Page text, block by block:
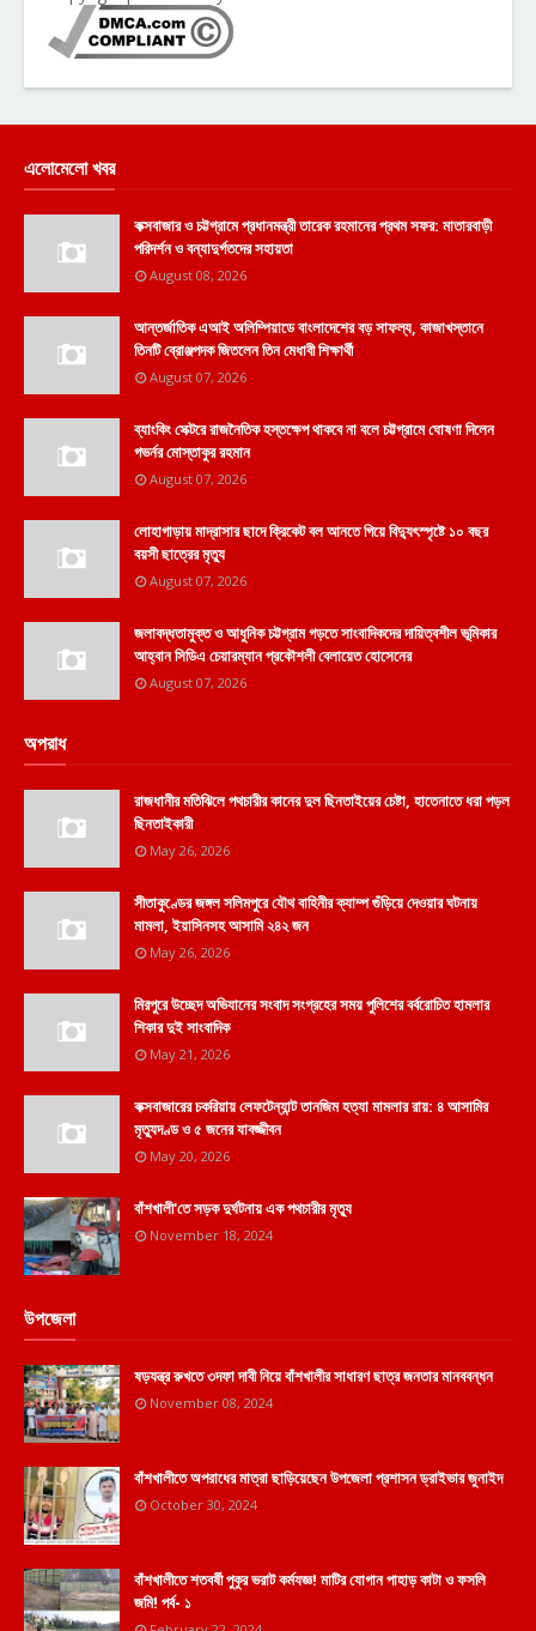
এলোমেলো খবর
কক্সবাজার ও চট্টগ্রামে প্রধানমন্ত্রী তারেক রহমানের প্রথম সফর: মাতারবাড়ী
পরিদর্শন ও বন্যাদুর্গতদের সহায়তা
August 08, 2026
আন্তর্জাতিক এআই অলিম্পিয়াডে বাংলাদেশের বড় সাফল্য, কাজাখস্তানে
তিনটি ব্রোঞ্জপদক জিতলেন তিন মেধাবী শিক্ষার্থী
August 07, 2026
ব্যাংকিং সেক্টরে রাজনৈতিক হস্তক্ষেপ থাকবে না বলে চট্টগ্রামে ঘোষণা দিলেন
গভর্নর মোস্তাকুর রহমান
August 07, 2026
লোহাগাড়ায় মাদ্রাসার ছাদে ক্রিকেট বল আনতে গিয়ে বিদ্যুৎস্পৃষ্টে ১০ বছর
বয়সী ছাত্রের মৃত্যু
August 07, 2026
জলাবদ্ধতামুক্ত ও আধুনিক চট্টগ্রাম গড়তে সাংবাদিকদের দায়িত্বশীল ভূমিকার
আহ্বান সিডিএ চেয়ারম্যান প্রকৌশলী বেলায়েত হোসেনের
August 07, 2026
অপরাধ
রাজধানীর মতিঝিলে পথচারীর কানের দুল ছিনতাইয়ের চেষ্টা, হাতেনাতে ধরা পড়ল
ছিনতাইকারী
May 26, 2026
সীতাকুণ্ডের জঙ্গল সলিমপুরে যৌথ বাহিনীর ক্যাম্প গুঁড়িয়ে দেওয়ার ঘটনায়
মামলা, ইয়াসিনসহ আসামি ২৪২ জন
May 26, 2026
মিরপুরে উচ্ছেদ অভিযানের সংবাদ সংগ্রহের সময় পুলিশের বর্বরোচিত হামলার
শিকার দুই সাংবাদিক
May 21, 2026
কক্সবাজারের চকরিয়ায় লেফটেন্যান্ট তানজিম হত্যা মামলার রায়: ৪ আসামির
মৃত্যুদণ্ড ও ৫ জনের যাবজ্জীবন
May 20, 2026
বাঁশখালী'তে সড়ক দুর্ঘটনায় এক পথচারীর মৃত্যু
November 18, 2024
উপজেলা
ষড়যন্ত্র রুখতে ৩দফা দাবী নিয়ে বাঁশখালীর সাধারণ ছাত্র জনতার মানববন্ধন
November 08, 2024
বাঁশখালীতে অপরাধের মাত্রা ছাড়িয়েছেন উপজেলা প্রশাসন ড্রাইভার জুনাইদ
October 30, 2024
বাঁশখালীতে শতবর্ষী পুকুর ভরাট কর্মযজ্ঞ! মাটির যোগান পাহাড় কাটা ও ফসলি
জমি! পর্ব- ১